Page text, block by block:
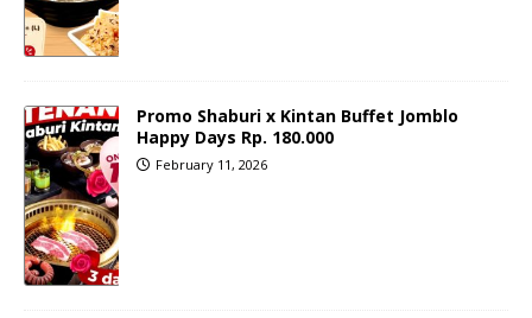
Promo Shaburi x Kintan Buffet Jomblo
Happy Days Rp. 180.000
February 11, 2026